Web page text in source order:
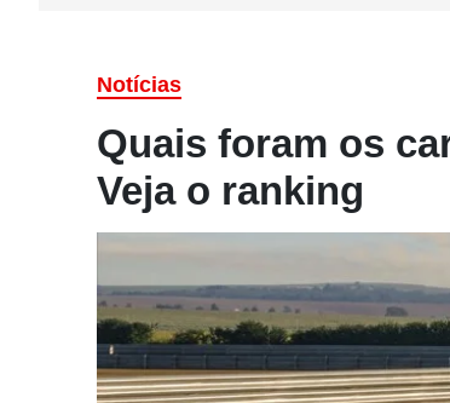
Notícias
Quais foram os
Veja o ranking